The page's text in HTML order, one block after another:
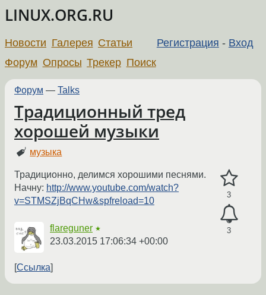
LINUX.ORG.RU
Регистрация - Вход
Новости Галерея Статьи
Форум Опросы Трекер Поиск
Форум — Talks
Традиционный тред
хорошей музыки
музыка
3
3
Традиционно, делимся хорошими песнями.
Начну: http://www.youtube.com/watch?
v=STMSZjBqCHw&spfreload=10
flareguner ★
23.03.2015 17:06:34 +00:00
Ссылка